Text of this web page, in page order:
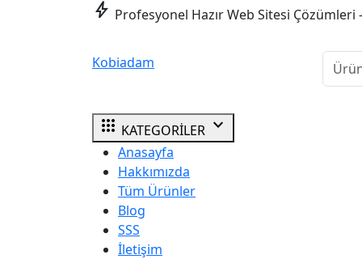
bolt Profesyonel Hazır Web Sitesi Çözümleri
Kobiadam
apps KATEGORİLER expand_more
Anasayfa
Hakkımızda
Tüm Ürünler
Blog
SSS
İletişim